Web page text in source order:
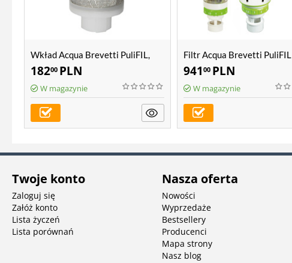
Wkład Acqua Brevetti PuliFIL,
PuliMATIC, BravoFIL S, BravoFIL
PLUS, BravoMATIC
18200 PLN
W magazynie
Filtr Acqua Brevetti PuliFIL
941 00 PLN
W magazynie
Twoje konto
Zaloguj się
Załóż konto
Lista życzeń
Lista porównań
Nasza oferta
Nowości
Wyprzedaże
Bestsellery
Producenci
Mapa strony
Nasz blog